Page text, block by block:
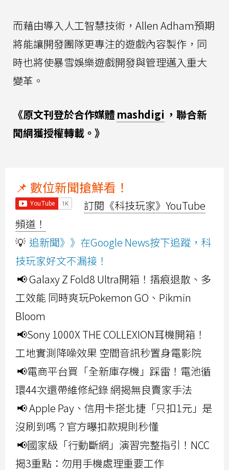
而藉由導入人工智慧技術，Allen Adham預期
將能讓開發團隊更專注的遊戲內容製作，同
時也將使暴雪娛樂遊戲開發與管理邁入重大
變革。
《原文刊登於合作媒體 mashdigi ，聯合新
聞網獲授權轉載。》
📌 數位新聞搶鮮看！
訂閱《科技玩家》YouTube
頻道！
💡 追新聞》》在Google News按下追蹤，科
技玩家好文不漏接！
📢 Galaxy Z Fold8 Ultra開箱！摺痕退散、多
工效能 同時爽玩Pokemon GO、Pikmin
Bloom
📢Sony 1000X THE COLLEXION耳機開箱！
工地實測降噪效果 空間音訊秒置身電影院
📢電商平台買「全新庫存機」踩雷！電池循
環44次還帶維修紀錄 網揭無良賣家手法
📢 Apple Pay、信用卡搭北捷「只扣1元」是
沒刷到嗎？官方曝扣款規則秒懂
📢國家級「行動斷網」演習完整指引！NCC
揭3重點：勿用手機處理重要工作